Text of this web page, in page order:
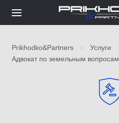
Prikhodko&Partners Услуги
Адвокат по земельным вопросам